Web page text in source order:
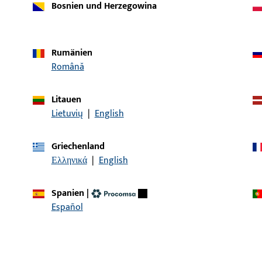
Aufsatzschiene P 1634
Aufsatzschiene,
Bosnien und Herzegowina
Rumänien
Română
Litauen
Lietuvių | English
Griechenland
Ελληνικά | English
Spanien |
Español